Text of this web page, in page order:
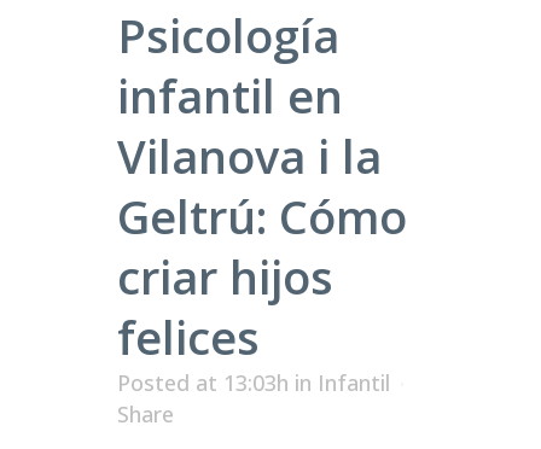
Psicología
infantil en
Vilanova i la
Geltrú: Cómo
criar hijos
felices
Posted at 13:03h in Infantil
Share